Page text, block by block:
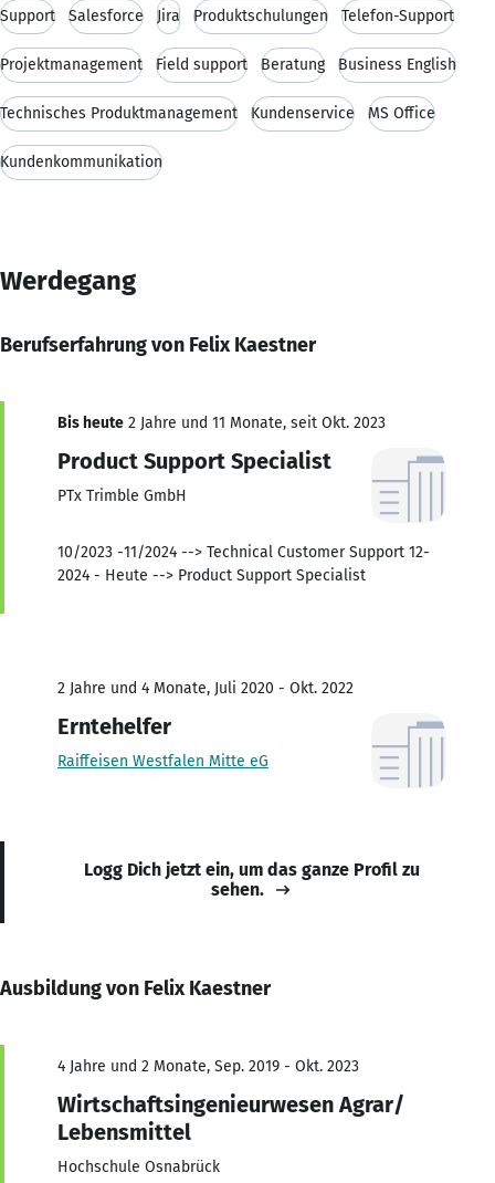
Support Salesforce Jira Produktschulungen Telefon-Support
Projektmanagement Field support Beratung Business English
Technisches Produktmanagement Kundenservice MS Office
Kundenkommunikation
Werdegang
Berufserfahrung von Felix Kaestner
Bis heute 2 Jahre und 11 Monate, seit Okt. 2023
Product Support Specialist
PTx Trimble GmbH
10/2023 -11/2024 --> Technical Customer Support 12-
2024 - Heute --> Product Support Specialist
2 Jahre und 4 Monate, Juli 2020 - Okt. 2022
Erntehelfer
Raiffeisen Westfalen Mitte eG
Logg Dich jetzt ein, um das ganze Profil zu
sehen.
Ausbildung von Felix Kaestner
4 Jahre und 2 Monate, Sep. 2019 - Okt. 2023
Wirtschaftsingenieurwesen Agrar/
Lebensmittel
Hochschule Osnabrück